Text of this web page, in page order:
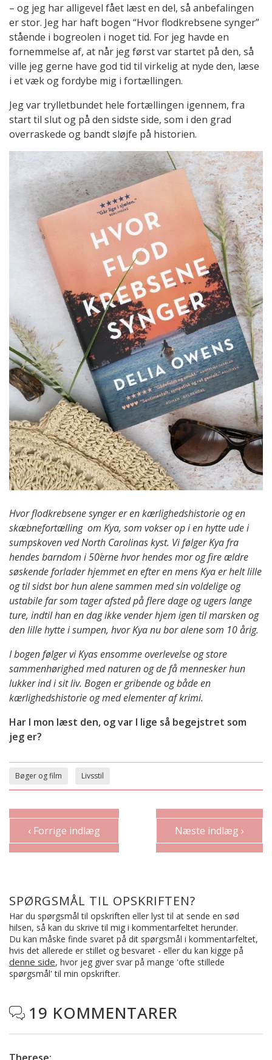
– og jeg har alligevel fået læst en del, så anbefalingen
er stor. Jeg har haft bogen “Hvor flodkrebsene synger”
stående i bogreolen i noget tid. For jeg havde en
fornemmelse af, at når jeg først var startet på den, så
ville jeg gerne have god tid til virkelig at nyde den, læse
i et væk og fordybe mig i fortællingen.
Jeg var trylletbundet hele fortællingen igennem, fra
start til slut og på den sidste side, som i den grad
overraskede og bandt sløjfe på historien.
Hvor flodkrebsene synger er en kærlighedshistorie og en
skæbnefortælling om Kya, som vokser op i en hytte ude i
sumpskoven ved North Carolinas kyst. Vi følger Kya fra
hendes barndom i 50´erne hvor hendes mor og fire ældre
søskende forlader hjemmet en efter en mens Kya er helt lille
og til sidst bor hun alene sammen med sin voldelige og
ustabile far som tager afsted på flere dage og ugers lange
ture, indtil han en dag ikke vender hjem igen til marsken og
den lille hytte i sumpen, hvor Kya nu bor alene som 10 årig.
I bogen følger vi Kyas ensomme overlevelse og store
sammenhørighed med naturen og de få mennesker hun
lukker ind i sit liv. Bogen er gribende og både en
kærlighedshistorie og med elementer af krimi.
Har I mon læst den, og var I lige så begejstret som
jeg er?
Bøger og film Livsstil
‹ Forrige indlæg Næste indlæg ›
SPØRGSMÅL TIL OPSKRIFTEN?
Har du spørgsmål til opskriften eller lyst til at sende en sød
hilsen, så kan du skrive til mig i kommentarfeltet herunder.
Du kan måske finde svaret på dit spørgsmål i kommentarfeltet,
hvis det allerede er stillet og besvaret - eller du kan kigge på
denne side, hvor jeg giver svar på mange 'ofte stillede
spørgsmål' til min opskrifter.
 19 KOMMENTARER